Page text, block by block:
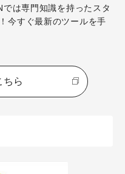
は専門知識を持ったスタ
今すぐ最新のツールを手
ちら